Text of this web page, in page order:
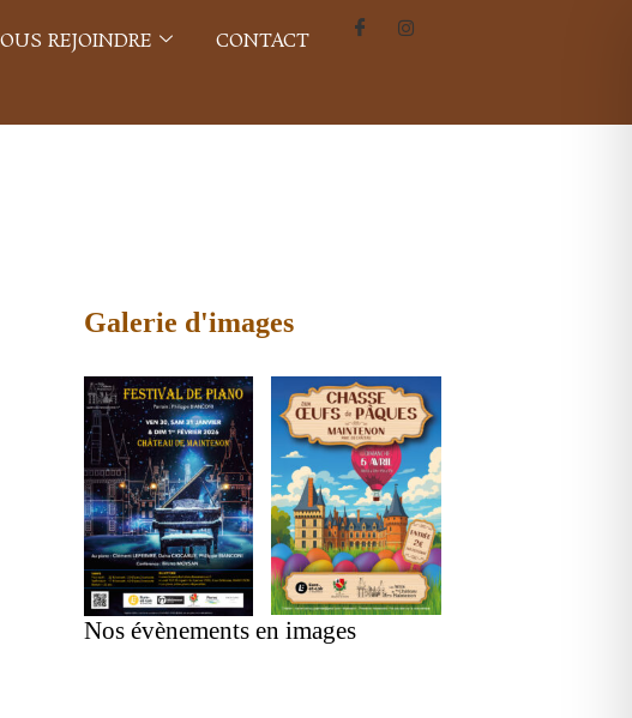
REJOINDRE CONTACT
Galerie d'images
Nos évènements en images